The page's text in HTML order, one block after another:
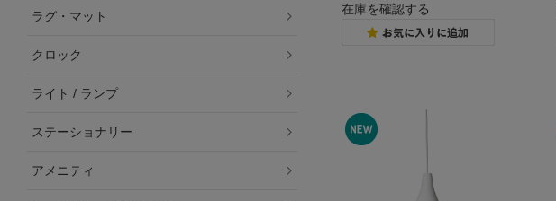
在庫を確認する
ラグ・マット
クロック
ライト / ランプ
ステーショナリー
アメニティ